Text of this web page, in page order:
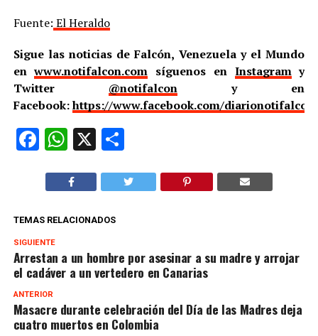
Fuente: El Heraldo
Sigue las noticias de Falcón, Venezuela y el Mundo
enwww.notifalcon.com síguenos en Instagramy
Twitter @notifalcony en
Facebook:https://www.facebook.com/
Facebook
WhatsApp
X Compartir
TEMAS RELACIONADOS
SIGUIENTE
Arrestan a un hombre por asesinar a su madre y arrojar
el cadáver a un vertedero en Canarias
ANTERIOR
Masacre durante celebración del Día de las Madres deja
cuatro muertos en Colombia